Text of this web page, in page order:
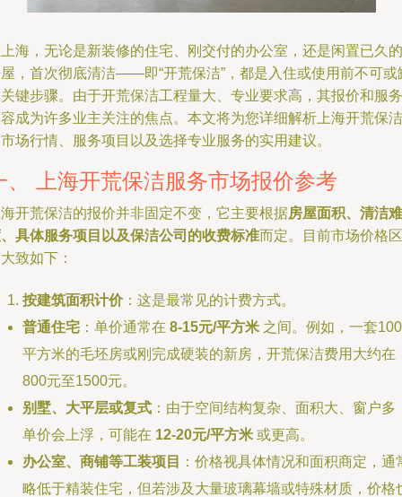
海，无论是新装修的住宅、刚交付的办公室，还是闲置已久的
，首次彻底清洁——即“开荒保洁”，都是入住或使用前不可或
键步骤。由于开荒保洁工程量大、专业要求高，其报价和服务
成为许多业主关注的焦点。本文将为您详细解析上海开荒保洁
场行情、服务项目以及选择专业服务的实用建议。
、 上海开荒保洁服务市场报价参考
开荒保洁的报价并非固定不变，它主要根据房屋面积、清洁难
具体服务项目以及保洁公司的收费标准而定。目前市场价格区
致如下：
按建筑面积计价：这是最常见的计费方式。
普通住宅 ：单价通常在 8-15元/平方米 之间。例如，一套100
平方米的毛坯房或刚完成硬装的新房，开荒保洁费用大约在
800元至1500元。
别墅、大平层或复式 ：由于空间结构复杂、面积大、窗户多
单价会上浮，可能在 12-20元/平方米 或更高。
办公室、商铺等工装项目
：价格视具体情况和面积商定，通
略低于精装住宅，但若涉及大量玻璃幕墙或特殊材质，价格